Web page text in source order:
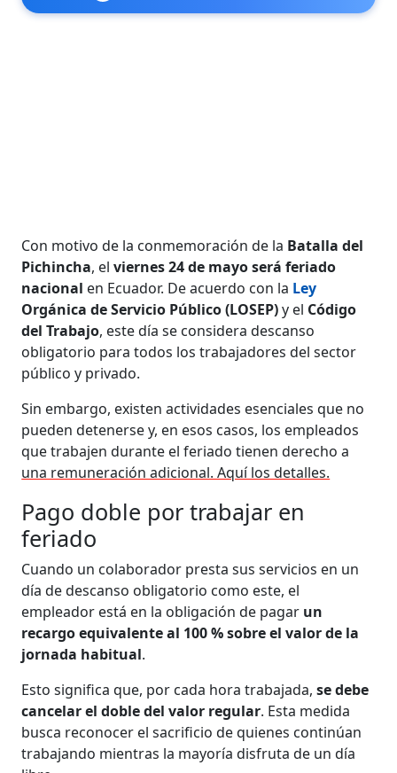
Con motivo de la conmemoración de la Batalla del
Pichincha, elviernes 24 de mayo será feriado
nacional en Ecuador. De acuerdo con la Ley
Orgánica de Servicio Público (LOSEP)y el Código
del Trabajo, este día se considera descanso
obligatorio para todos los trabajadores del sector
público y privado.
Sin embargo, existen actividades esenciales que no
pueden detenerse y, en esos casos, los empleados
que trabajen durante el feriado tienen derecho a
una remuneración adicional. Aquí los detalles.
Pago doble por trabajar en
feriado
Cuando un colaborador presta sus servicios en un
día de descanso obligatorio como este, el
empleador está en la obligación de pagar un
recargo equivalente al 100 % sobre el valor de la
jornada habitual.
Esto significa que, por cada hora trabajada,se debe
cancelar el doble del valor regular. Esta medida
busca reconocer el sacrificio de quienes continúan
trabajando mientras la mayoría disfruta de un día